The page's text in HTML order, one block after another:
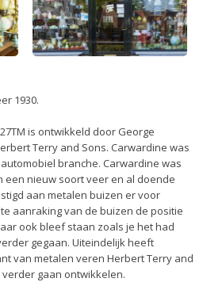
1930.
is ontwikkeld door George
Terry and Sons. Carwardine was
branche. Carwardine was
een nieuw soort veer en al doende
aan metalen buizen er voor
aanraking van de buizen de positie
ook bleef staan zoals je het had
gegaan. Uiteindelijk heeft
van metalen veren Herbert Terry and
gaan ontwikkelen.